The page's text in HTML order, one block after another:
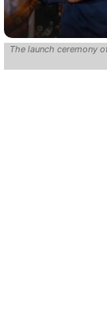
The launch ceremony